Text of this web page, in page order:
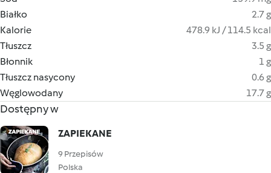
Białko
2.7 g
Kalorie
478.9 kJ / 114.5 kcal
Tłuszcz
3.5 g
Błonnik
1 g
Tłuszcz nasycony
0.6 g
Węglowodany
17.7 g
Dostępny w
ZAPIEKANE
9 Przepisów
Polska